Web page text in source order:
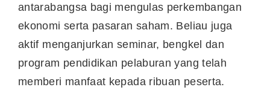
antarabangsa bagi mengulas perkembangan
ekonomi serta pasaran saham. Beliau juga
aktif menganjurkan seminar, bengkel dan
program pendidikan pelaburan yang telah
memberi manfaat kepada ribuan peserta.